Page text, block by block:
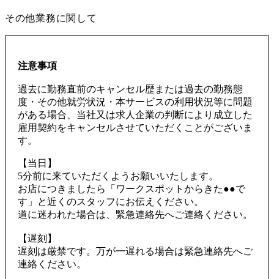
その他業務に関して
注意事項
過去に勤務直前のキャンセル歴または過去の勤務態
度・その他就労状況・本サービスの利用状況等に問題
がある場合、当社又は求人企業の判断により成立した
雇用契約をキャンセルさせていただくことがございま
す。
【当日】
5分前に来ていただくようお願いいたします。
お店につきましたら「ワークスポットからきた●●で
す」と近くのスタッフにお伝えください。
道に迷われた場合は、緊急連絡先へご連絡ください。
【遅刻】
遅刻は厳禁です。万が一遅れる場合は緊急連絡先へご
連絡ください。